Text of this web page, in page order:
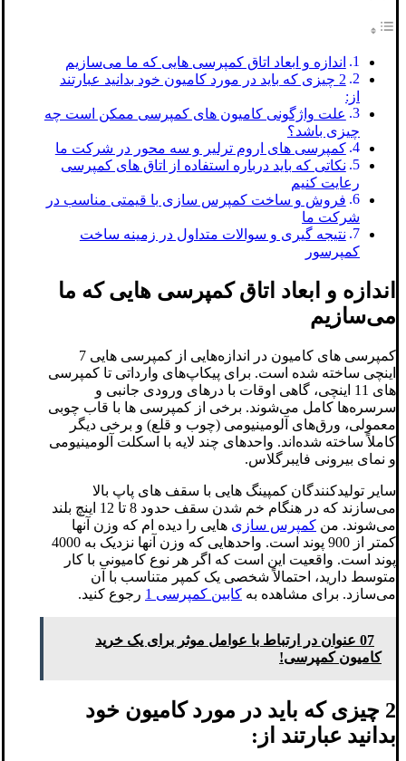
اندازه و ابعاد اتاق کمپرسی هایی که ما می‌سازیم
2 چیزی که باید در مورد کامیون خود بدانید عبارتند
از:
علت واژگونی کامیون های کمپرسی ممکن است چه
چیزی باشد؟
کمپرسی های اروم ترلیر و سه محور در شرکت ما
نکاتی که باید درباره استفاده از اتاق های کمپرسی
رعایت کنیم
فروش و ساخت کمپرس سازی با قیمتی مناسب در
شرکت ما
نتیجه گیری و سوالات متداول در زمینه ساخت
کمپرسور
اندازه و ابعاد اتاق کمپرسی هایی که ما
می‌سازیم
کمپرسی های کامیون در اندازه‌هایی از کمپرسی هایی 7
اینچی ساخته شده است. برای پیکاپ‌های وارداتی تا کمپرسی
‌های 11 اینچی، گاهی اوقات با درهای ورودی جانبی و
سرسره‌ها کامل می‌شوند. برخی از کمپرسی ها با قاب چوبی
معمولی، ورق‌های آلومینیومی (چوب و قلع) و برخی دیگر
کاملاً ساخته شده‌اند. واحدهای چند لایه با اسکلت آلومینیومی
و نمای بیرونی فایبرگلاس.
سایر تولیدکنندگان کمپینگ هایی با سقف های پاپ بالا
می‌سازند که در هنگام خم شدن سقف حدود 8 تا 12 اینچ بلند
می‌شوند. من کمپرس سازی هایی را دیده ام که وزن آنها
کمتر از 900 پوند است. واحدهایی که وزن آنها نزدیک به 4000
پوند است. واقعیت این است که اگر هر نوع کامیونی با کار
متوسط دارید، احتمالاً شخصی یک کمپر متناسب با آن
می‌سازد. برای مشاهده به کابین کمپرسی 1 رجوع کنید.
07 عنوان در ارتباط با عوامل موثر برای یک خرید
کامیون کمپرسی!
2 چیزی که باید در مورد کامیون خود
بدانید عبارتند از: